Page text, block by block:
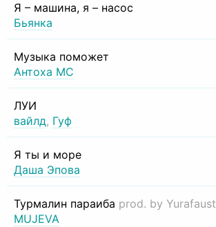
Я – машина, я – насос
Бьянка
Музыка поможет
Антоха МС
ЛУИ
вайлд, Гуф
Я ты и море
Даша Эпова
Турмалин параиба prod. by Yurafaust
MUJEVA